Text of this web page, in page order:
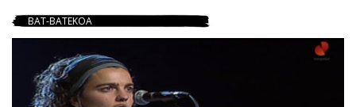
BAT-BATEKOA